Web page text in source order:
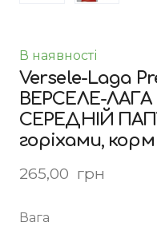
В наявності
Versele-Laga
ВЕРСЕЛЕ-
СЕРЕДНІЙ
горіхами, корм
265,00  грн
Вага